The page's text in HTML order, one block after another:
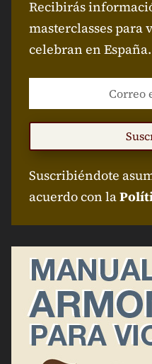
Recibirás
masterclasses para
celebran en España.
Suscribiéndote
acuerdo con la